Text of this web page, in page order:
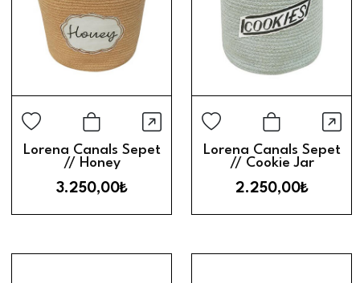
Sepete Ekle
Hızlı Görünüm
Lorena Canals Sepet
// Honey
3.250,00₺
Sepete
Lorena Canals Sepet
// Cookie Jar
2.250,00₺